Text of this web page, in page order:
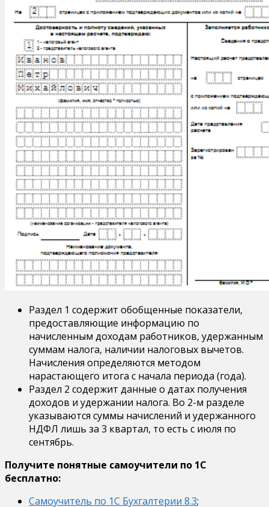
Раздел 1 содержит обобщенные показатели,
предоставляющие информацию по
начисленным доходам работников, удержанным
суммам налога, наличии налоговых вычетов.
Начисления определяются методом
нарастающего итога с начала периода (года).
Раздел 2 содержит данные о датах получения
доходов и удержании налога. Во 2-м разделе
указываются суммы начислений и удержанного
НДФЛ лишь за 3 квартал, то есть с июля по
сентябрь.
Получите понятные самоучители по 1С
бесплатно:
Самоучитель по 1С Бухгалтерии 8.3;